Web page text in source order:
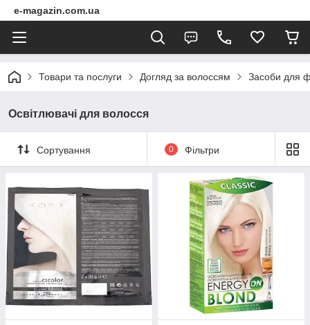
e-magazin.com.ua
Товари та послуги Догляд за волоссям Засоби для
Освітлювачі для волосся
Сортування 0 Фільтри